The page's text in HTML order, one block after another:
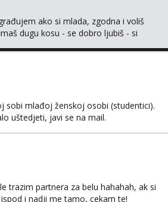
ako si mlada, zgodna i voliš
dugu kosu - se dobro ljubiš - si
sobi mlađoj ženskoj osobi (studentici).
uštedjeti, javi se na mail.
trazim partnera za belu hahahah, ak si
i nadji me tamo, cekam te!